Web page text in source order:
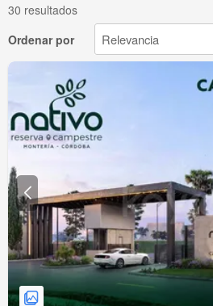
30 resultados
Ordenar por